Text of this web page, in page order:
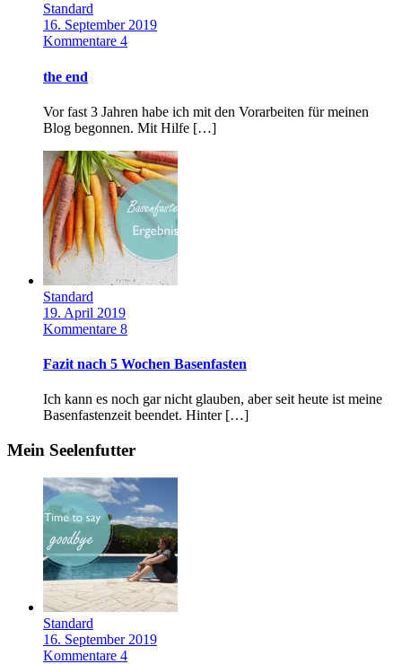
Standard
16. September 2019
Kommentare 4
the end
Vor fast 3 Jahren habe ich mit den Vorarbeiten für meinen
Blog begonnen. Mit Hilfe […]
Standard
19. April 2019
Kommentare 8
Fazit nach 5 Wochen Basenfasten
Ich kann es noch gar nicht glauben, aber seit heute ist meine
Basenfastenzeit beendet. Hinter […]
Mein Seelenfutter
Standard
16. September 2019
Kommentare 4